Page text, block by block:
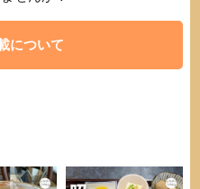
について